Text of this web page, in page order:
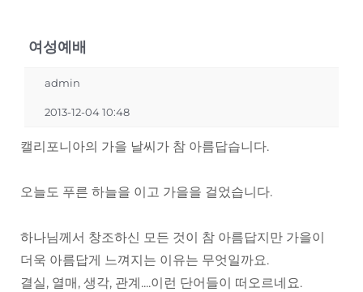
여성예배
admin
2013-12-04 10:48
캘리포니아의 가을 날씨가 참 아름답습니다.
오늘도 푸른 하늘을 이고 가을을 걸었습니다.
하나님께서 창조하신 모든 것이 참 아름답지만 가을이
더욱 아름답게 느껴지는 이유는 무엇일까요.
결실, 열매, 생각, 관계....이런 단어들이 떠오르네요.